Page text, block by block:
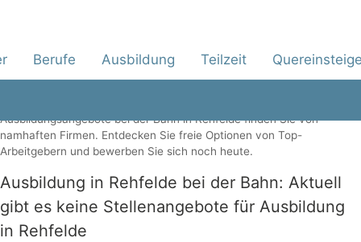
Berufe Ausbildung Teilzeit
Jetzt Ausbildungsangebote und Lehrstellen
in Rehfelde entdecken
Ausbildungsangebote bei der Bahn in Rehfelde finden Sie von
namhaften Firmen. Entdecken Sie freie Optionen von Top-
Arbeitgebern und bewerben Sie sich noch heute.
Ausbildung in Rehfelde bei der Bahn: Aktuell
gibt es keine Stellenangebote für Ausbildung
in Rehfelde